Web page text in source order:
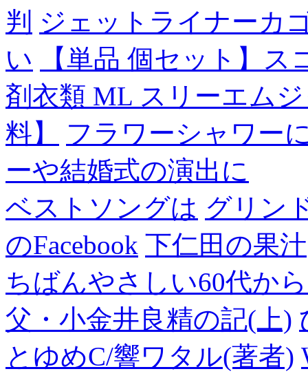
判 ジェットライナーカ
い
【単品 個セット】
剤衣類 ML スリーエム
料】
フラワーシャワー
ーや結婚式の演出に
ベストソングは グリン
のFacebook 下仁田の果汁
ちばんやさしい60代から
父・小金井良精の記(上)
とゆめC/響ワタル(著者)